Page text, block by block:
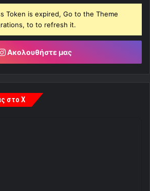
Token is expired, Go to the Theme
to to refresh it.
Ακολουθήστε μας
στο X